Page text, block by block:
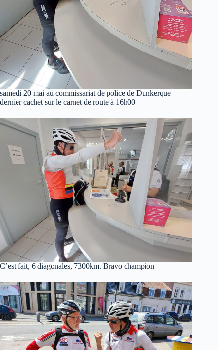
samedi 20 mai au commissariat de police de Dunkerque
dernier cachet sur le carnet de route à 16h00
C’est fait, 6 diagonales, 7300km. Bravo champion